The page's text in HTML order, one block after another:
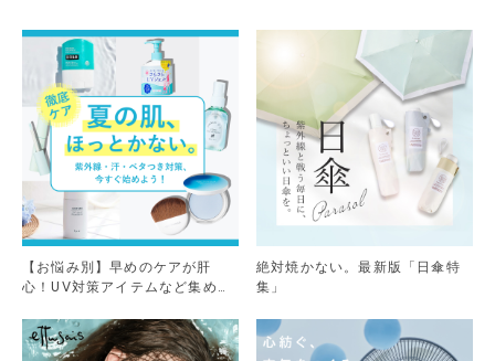
【お悩み別】早めのケアが肝
心！UV対策アイテムなど集めま
絶対焼かない。最新版「日傘特
集」